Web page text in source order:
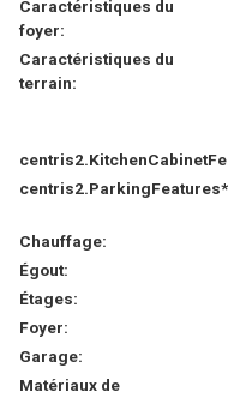
Caractéristiques du
foyer:
Caractéristiques du
terrain:
Chauffage:
Égout:
Étages:
Foyer:
Garage:
Matériaux de